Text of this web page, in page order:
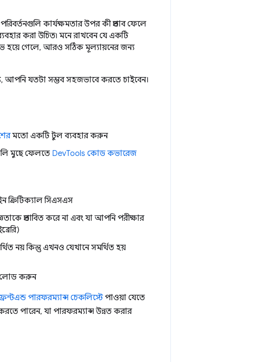
কার্যক্ষমতার উপর কী প্রভাব ফেলে
করা উচিত৷ মনে রাখবেন যে একটি
হয়ে গেলে, আরও সঠিক মূল্যায়নের জন্য
আপনি যতটা সম্ভব সহজভাবে করতে চাইবেন।
মতো একটি টুল ব্যবহার করুন
মুছে ফেলতে DevTools কোড কভারেজ
সিএসএস
প্রভাবিত করে না এবং যা আপনি পরীক্ষার
নয় কিন্তু এখনও যেখানে সমর্থিত হয়
লোড করুন
ফ্রন্টএন্ড পারফরম্যান্স চেকলিস্টেপাওয়া যেতে
পারেন, যা পারফরম্যান্স উন্নত করার